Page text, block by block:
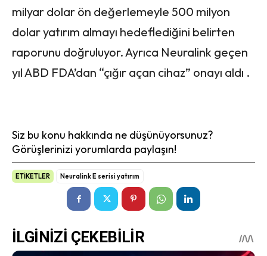
milyar dolar ön değerlemeyle 500 milyon
dolar yatırım almayı hedeflediğini belirten
raporunu doğruluyor. Ayrıca Neuralink geçen
yıl ABD FDA’dan “çığır açan cihaz” onayı aldı .
Siz bu konu hakkında ne düşünüyorsunuz?
Görüşlerinizi yorumlarda paylaşın!
ETİKETLER Neuralink E serisi yatırım